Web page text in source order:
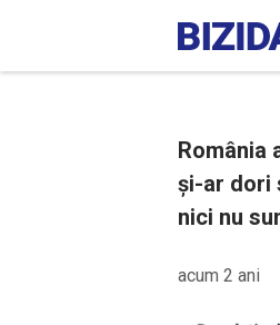
România
și-ar dori
nici nu
acum 2 ani